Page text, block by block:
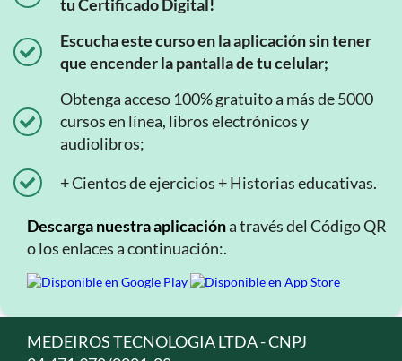
tu Certificado Digital!
Escucha este curso en la aplicación sin tener
que encender la pantalla de tu celular;
Obtenga acceso 100% gratuito a más de 5000
cursos en línea, libros electrónicos y
audiolibros;
+ Cientos de ejercicios + Historias educativas.
Descarga nuestra aplicacióna través del Código QR
o los enlaces a continuación:.
MEDEIROS TECNOLOGIA LTDA - CNPJ